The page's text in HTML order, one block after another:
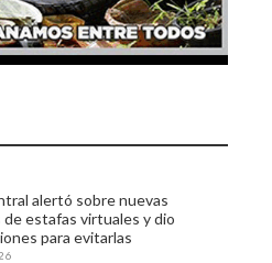
alertó sobre nuevas
de estafas virtuales y dio
para evitarlas